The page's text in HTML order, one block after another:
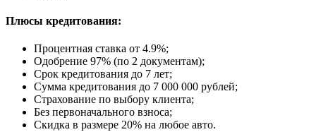
Плюсы кредитования:
Процентная ставка от 4.9%;
Одобрение 97% (по 2 документам);
Срок кредитования до 7 лет;
Сумма кредитования до 7 000 000 рублей;
Страхование по выбору клиента;
Без первоначального взноса;
Скидка в размере 20% на любое авто.